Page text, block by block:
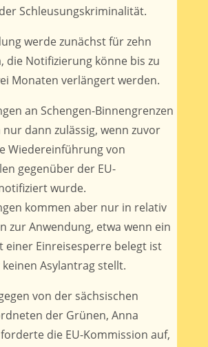
Schleusungskriminalität.
werde zunächst für zehn
die Notifizierung könne bis zu
Monaten verlängert werden.
an Schengen-Binnengrenzen
dann zulässig, wenn zuvor
Wiedereinführung von
gegenüber der EU-
wurde.
kommen aber nur in relativ
zur Anwendung, etwa wenn ein
einer Einreisesperre belegt ist
Asylantrag stellt.
von der sächsischen
der Grünen, Anna
forderte die EU-Kommission auf,